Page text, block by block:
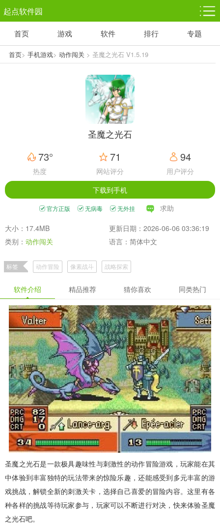
起点软件园
塔防游戏
1千+款游戏
休闲益智
1万+款游戏
体育竞技
5百+款游戏
赛车竞速
3百+款游戏
首页 游戏 软件 排行 专题
首页> 手机游戏> 动作闯关 > 圣魔之光石 V1.5.19
圣魔之光石
73°
热度
71
网站评分
94
用户评分
下载到手机
官方正版 无病毒 无外挂 求助
大小：17.4MB
更新日期：2026-06-06 03:36:19
类别： 动作闯关 语言：简体中文
标签 动作冒险 像素战斗 战略探索
软件介绍 精品推荐 猜你喜欢 同类热门
圣魔之光石是一款极具趣味性与刺激性的动作冒险游戏，玩家能在其
中体验到丰富独特的玩法带来的惊险乐趣，还能感受到多元丰富的游
戏挑战，解锁全新的刺激关卡，选择自己喜爱的冒险内容。这里有各
种各样的挑战等待玩家参与，玩家可以不断进行对决，快来体验圣魔
之光石吧。